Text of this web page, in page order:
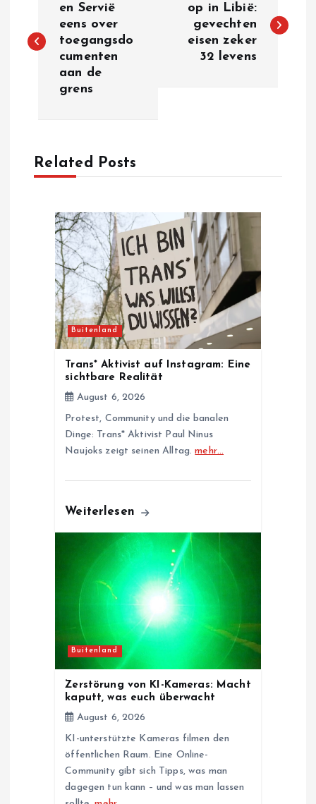
s
a
v
en Servië
eens over
toegangsdo
cumenten
aan de
grens
op in Libië:
gevechten
eisen zeker
32 levens
Related Posts
Buitenland
Trans* Aktivist auf Instagram: Eine
sichtbare Realität
August 6, 2026
Protest, Community und die banalen
Dinge: Trans* Aktivist Paul Ninus
Naujoks zeigt seinen Alltag.mehr…
Weiterlesen
Buitenland
Zerstörung von KI-Kameras: Macht
kaputt, was euch überwacht
August 6, 2026
KI-unterstützte Kameras filmen den
öffentlichen Raum. Eine Online-
Community gibt sich Tipps, was man
dagegen tun kann – und was man lassen